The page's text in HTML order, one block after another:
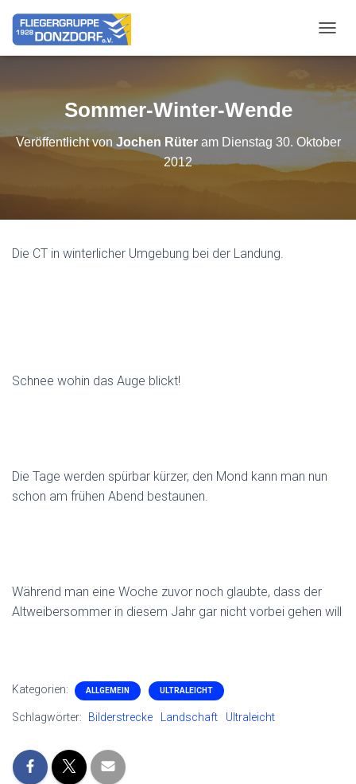
Sommer-Winter-Wende
Veröffentlicht vonJochen Rüteram Dienstag 30. Oktober
2012
Die CT in winterlicher Umgebung bei der Landung.
Schnee wohin das Auge blickt!
Die Tage werden spürbar kürzer, den Mond kann man nun
schon am frühen Abend bestaunen.
Während man eine Woche zuvor noch glaubte, dass der
Altweibersommer in diesem Jahr gar nicht vorbei gehen will
Kategorien: ALLGEMEIN ULTRALEICHT
Schlagwörter: Bilderstrecke Landschaft Ultraleicht